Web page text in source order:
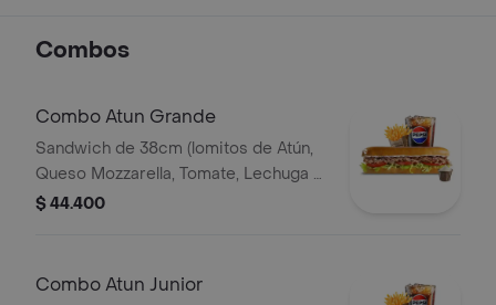
Combos
Combo Atun Grande
Sandwich de 38cm (lomitos de Atún,
Queso Mozzarella, Tomate, Lechuga y
Mayonesa Real) Papa Francesa 140gr
$ 44.400
Combo Atun Junior